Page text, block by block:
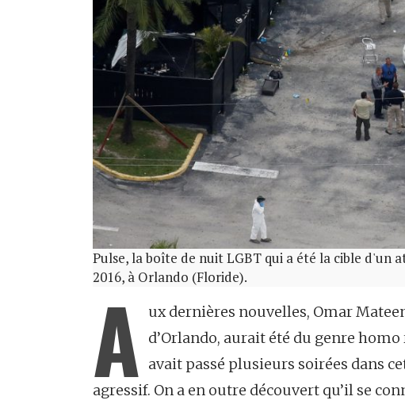
Pulse, la boîte de nuit LGBT qui a été la cible
2016, à Orlando (Floride).
A ux dernières nouvelles, Omar
d’Orlando, aurait été du genre
avait passé plusieurs soirées dans
agressif. On a en outre découvert qu’il se